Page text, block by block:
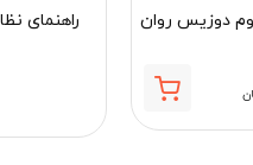
دوزیس روان راهنمای